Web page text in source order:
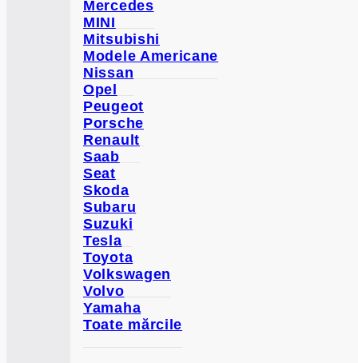
Mercedes
MINI
Mitsubishi
Modele Americane
Nissan
Opel
Peugeot
Porsche
Renault
Saab
Seat
Skoda
Subaru
Suzuki
Tesla
Toyota
Volkswagen
Volvo
Yamaha
Toate mărcile